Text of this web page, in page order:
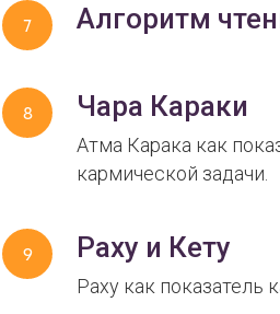
Алгоритм
Чара Караки
Атма Карака как
кармической задачи.
Раху и Кету
Раху как показатель